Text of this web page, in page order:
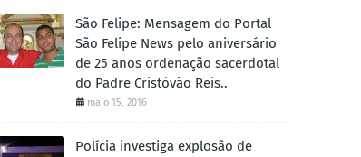
São Felipe: Mensagem do Portal
São Felipe News pelo aniversário
de 25 anos ordenação sacerdotal
do Padre Cristóvão Reis..
maio 15, 2016
Polícia investiga explosão de